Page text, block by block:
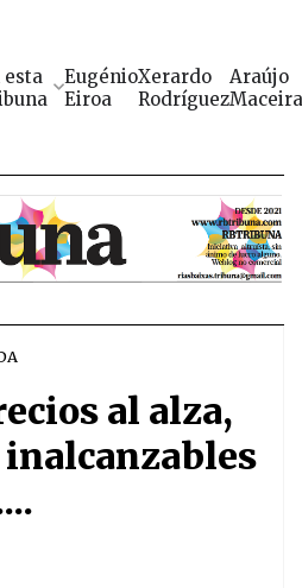
esta
Eugénio
Eiroa
Xerardo
Rodríguez
Araújo
Maceira
al alza,